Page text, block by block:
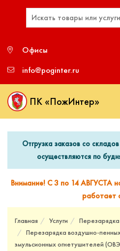
Офисы
info@poginter.ru
ПК «ПожИнтер»
Отгрузка заказов со
осуществляются по
Внимание! С 3 по 14 АВГУСТА
работает
Главная Услуги
Перезарядка воздушно-
эмульсионных огнетушителей